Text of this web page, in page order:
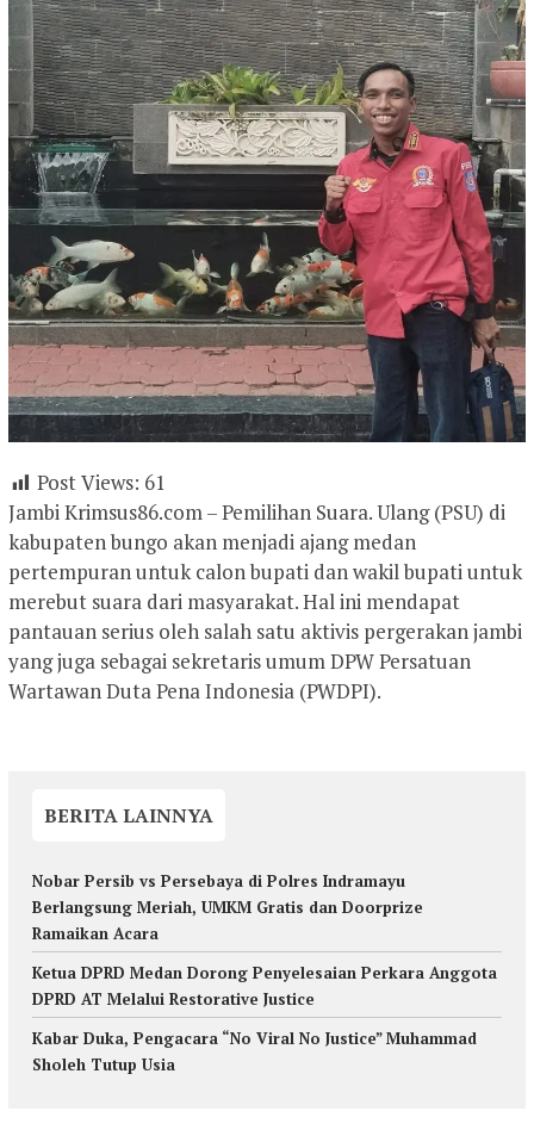
Post Views: 61
Jambi Krimsus86.com – Pemilihan Suara. Ulang (PSU) di
kabupaten bungo akan menjadi ajang medan
pertempuran untuk calon bupati dan wakil bupati untuk
merebut suara dari masyarakat. Hal ini mendapat
pantauan serius oleh salah satu aktivis pergerakan jambi
yang juga sebagai sekretaris umum DPW Persatuan
Wartawan Duta Pena Indonesia (PWDPI).
BERITA LAINNYA
Nobar Persib vs Persebaya di Polres Indramayu
Berlangsung Meriah, UMKM Gratis dan Doorprize
Ramaikan Acara
Ketua DPRD Medan Dorong Penyelesaian Perkara Anggota
DPRD AT Melalui Restorative Justice
Kabar Duka, Pengacara “No Viral No Justice” Muhammad
Sholeh Tutup Usia